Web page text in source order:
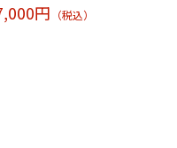
円 （税込）